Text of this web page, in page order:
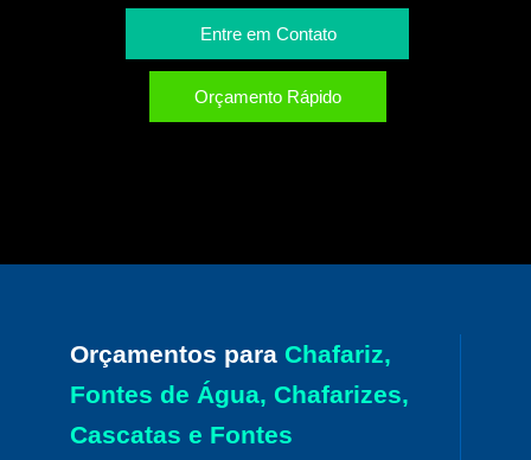
Entre em Contato
Orçamento Rápido
Orçamentos para Chafariz,
Fontes de Água, Chafarizes,
Cascatas e Fontes